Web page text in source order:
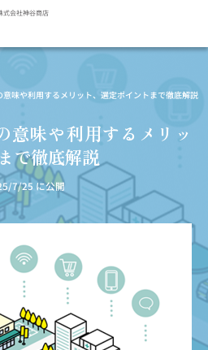
式会社神谷商店
意味や利用するメリット、選定ポイントまで徹底解説
意味や利用するメリッ
で徹底解説
7/25 に公開